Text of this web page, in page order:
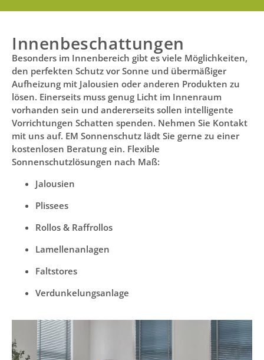
Innenbeschattungen
Besonders im Innenbereich gibt es viele Möglichkeiten,
den perfekten Schutz vor Sonne und übermäßiger
Aufheizung mit Jalousien oder anderen Produkten zu
lösen. Einerseits muss genug Licht im Innenraum
vorhanden sein und andererseits sollen intelligente
Vorrichtungen Schatten spenden. Nehmen Sie Kontakt
mit uns auf. EM Sonnenschutz lädt Sie gerne zu einer
kostenlosen Beratung ein. Flexible
Sonnenschutzlösungen nach Maß:
Jalousien
Plissees
Rollos & Raffrollos
Lamellenanlagen
Faltstores
Verdunkelungsanlage